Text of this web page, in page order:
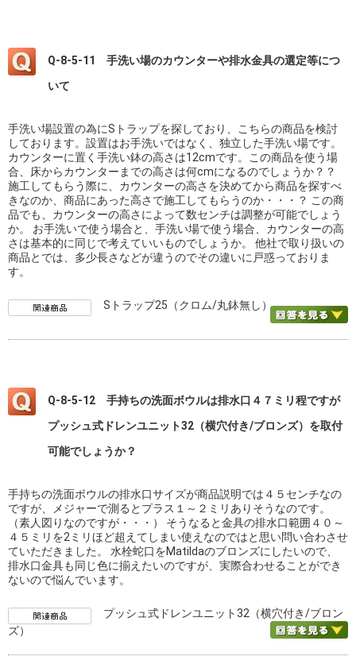
Q-8-5-11 手洗い場のカウンターや排水金具の選定等につ
いて
手洗い場設置の為にSトラップを探しており、こちらの商品を検討
しております。設置はお手洗いではなく、独立した手洗い場です。
カウンターに置く手洗い鉢の高さは12cmです。この商品を使う場
合、床からカウンターまでの高さは何cmになるのでしょうか？？
施工してもらう際に、カウンターの高さを決めてから商品を探すべ
きなのか、商品にあった高さで施工してもらうのか・・・？ この商
品でも、カウンターの高さによって数センチは調整が可能でしょう
か。 お手洗いで使う場合と、手洗い場で使う場合、カウンターの高
さは基本的に同じで考えていいものでしょうか。 他社で取り扱いの
商品とでは、多少長さなどが違うのでその違いに戸惑っておりま
す。
Sトラップ25（クロム/丸鉢無し）
Q-8-5-12 手持ちの洗面ボウルは排水口４７ミリ程ですが
プッシュ式ドレンユニット32（横穴付き/ブロンズ）を取付
可能でしょうか？
手持ちの洗面ボウルの排水口サイズが商品説明では４５センチなの
ですが、メジャーで測るとプラス１～２ミリありそうなのです。
（素人図りなのですが・・・） そうなると金具の排水口範囲４０～
４５ミリを2ミリほど超えてしまい使えなのではと思い問い合わさせ
ていただきました。 水栓蛇口をMatildaのブロンズにしたいので、
排水口金具も同じ色に揃えたいのですが、実際合わせることができ
ないので悩んでいます。
プッシュ式ドレンユニット32（横穴付き/ブロン
ズ）